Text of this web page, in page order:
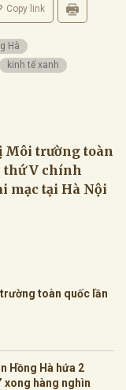
Copy link
Hà
kinh tế xanh
Môi trường toàn
thứ V chính
mạc tại Hà Nội
toàn quốc lần
Hồng Hà hứa 2
xong hàng nghìn